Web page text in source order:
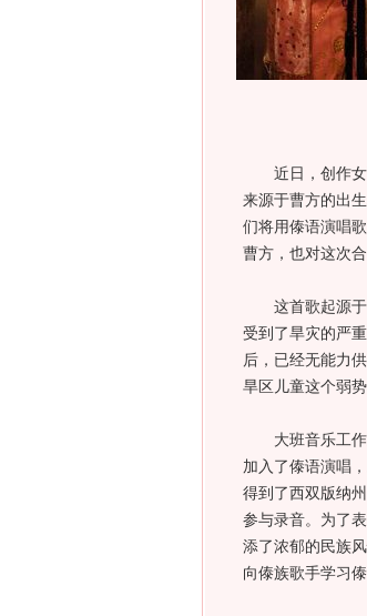
近日，创作女
来源于曹方的出
们将用傣语演唱
曹方，也对这次
这首歌起源于
受到了旱灾的严
后，已经无能力
旱区儿童这个弱
大班音乐工作
加入了傣语演唱
得到了西双版纳
参与录音。为了
添了浓郁的民族
向傣族歌手学习